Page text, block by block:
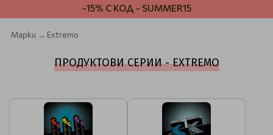
-15% С КОД - SUMMER15
Марки Extremo
ПРОДУКТОВИ СЕРИИ - EXTREMO